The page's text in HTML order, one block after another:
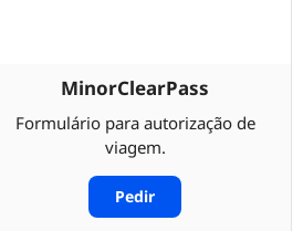
MinorClearPass
Formulário para autorização de
viagem.
Pedir